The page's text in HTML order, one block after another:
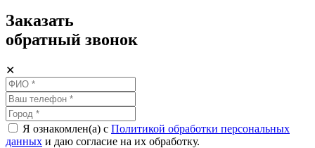
Заказать
обратный звонок
✕
Я ознакомлен(а) с Политикой обработки персональных
данных и даю согласие на их обработку.